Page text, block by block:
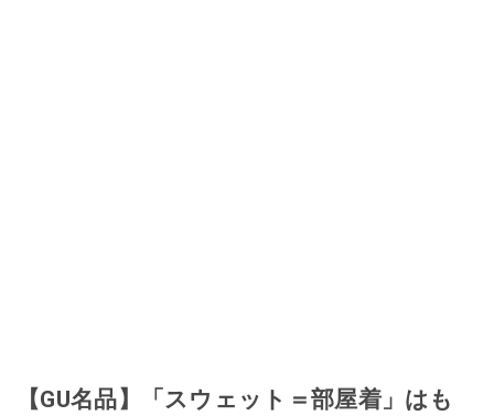
【GU名品】「スウェット＝部屋着」はも